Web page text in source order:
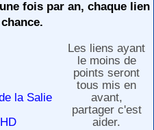
fois par an, chaque lien
la Salie
Les liens ayant
le moins de
points seront
tous mis en
avant,
partager c'est
aider.